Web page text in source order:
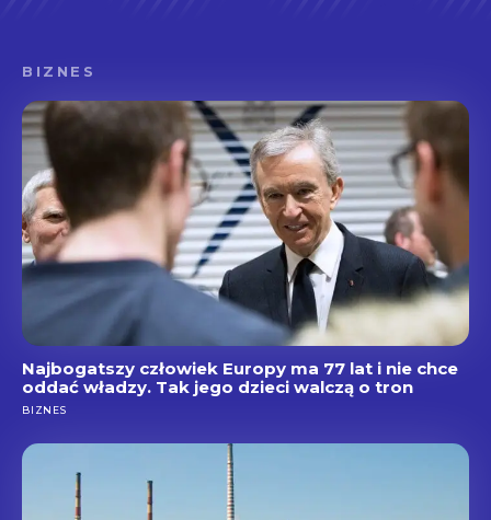
BIZNES
Najbogatszy człowiek Europy ma 77 lat i nie chce
oddać władzy. Tak jego dzieci walczą o tron
BIZNES